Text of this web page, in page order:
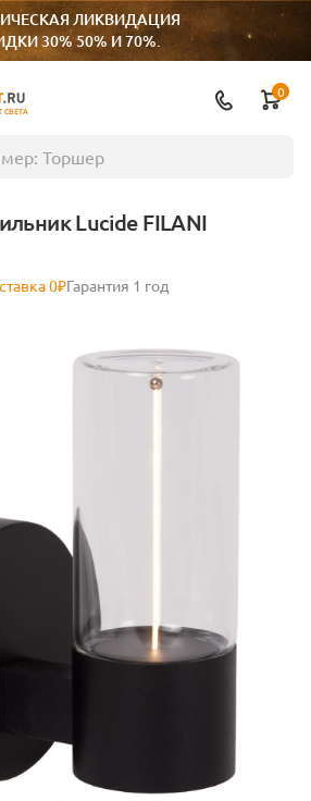
ЛИКВИДАЦИЯ
30% 50% И 70%.
СВЕТА
0
Lucide FILANI
0₽Гарантия 1 год